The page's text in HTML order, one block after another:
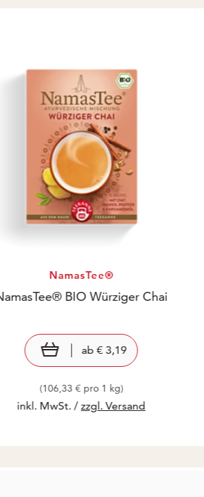
NamasTee®
BIO Würziger Chai
view product
ab€ 3,19
(106,33 € pro 1 kg)
inkl. MwSt. /zzgl. Versand